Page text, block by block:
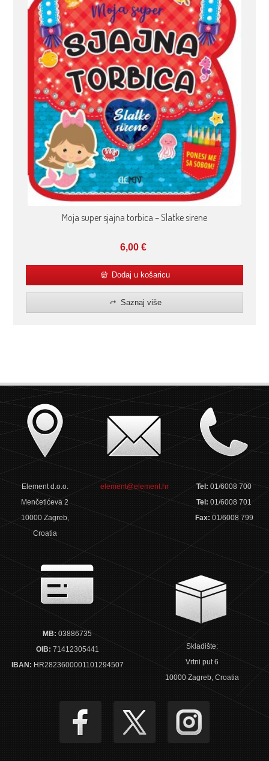
Moja super sjajna torbica – Slatke sirene
6,00€
Dodaj u košaricu
Saznaj više
Element d.o.o.
Menčetićeva 2
10000 Zagreb,
Croatia
element@element.hr Tel:01/6008 700
Tel:01/6008 701
Fax: 01/6008 799
MB: 03886735
OIB: 71412305441
IBAN: HR2823600001101294507
Skladište:
Vrtni put 6
10000 Zagreb, Croatia